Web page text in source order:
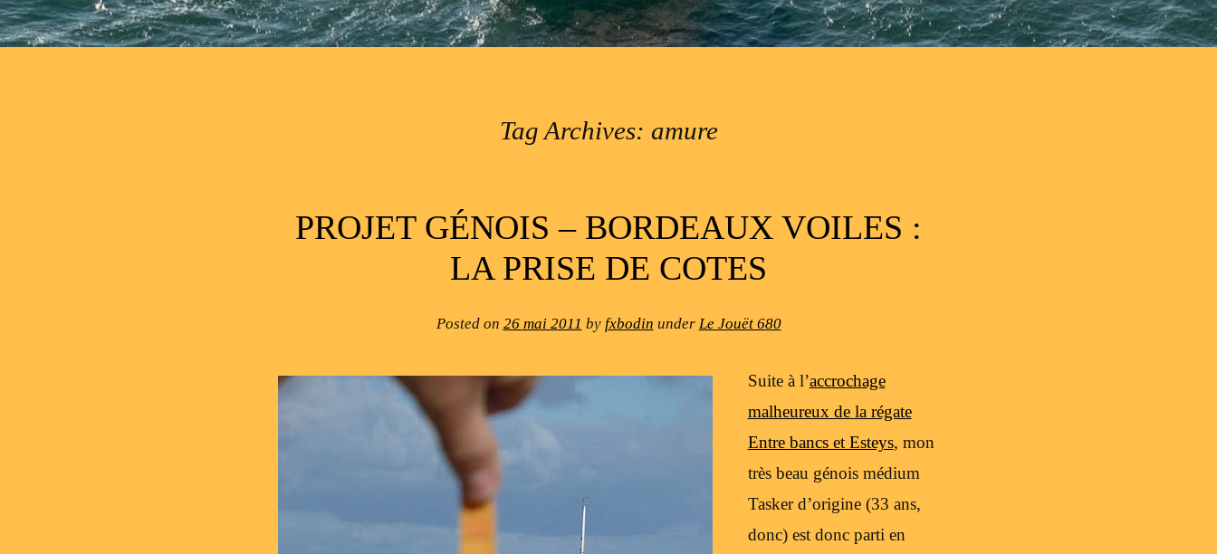
Tag Archives: amure
PROJET GÉNOIS – BORDEAUX VOILES :
LA PRISE DE COTES
Posted on 26 mai 2011 by fxbodin under Le Jouët 680
Suite à l’accrochage
malheureux de la régate
Entre bancs et Esteys, mon
très beau génois médium
Tasker d’origine (33 ans,
donc) est donc parti en